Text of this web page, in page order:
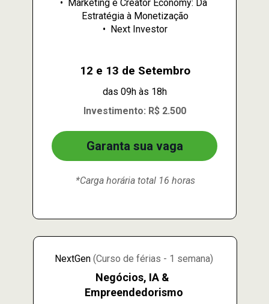
12 e 13 de Setembro
das 09h às 18h
Investimento: R$ 2.500
•⁠  ⁠Marketing e Creator Economy: Da
Estratégia à Monetização
•⁠  ⁠Next Investor
Garanta sua vaga
*Carga horária total 16 horas
NextGen (Curso de férias - 1 semana)
Negócios, IA &
Empreendedorismo